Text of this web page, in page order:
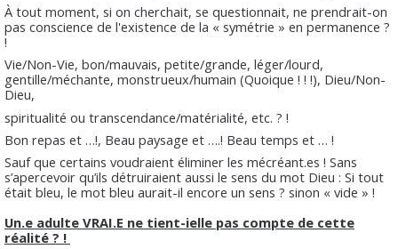
À tout moment, si on cherchait, se questionnait, ne prendrait-on
pas conscience de l'existence de la « symétrie » en permanence ?
!
Vie/Non-Vie, bon/mauvais, petite/grande, léger/lourd,
gentille/méchante, monstrueux/humain (Quoique ! ! !), Dieu/Non-
Dieu,
spiritualité ou transcendance/matérialité, etc. ? !
Bon repas et …!, Beau paysage et ….! Beau temps et … !
Sauf que certains voudraient éliminer les mécréant.es ! Sans
s’apercevoir qu’ils détruiraient aussi le sens du mot Dieu : Si tout
était bleu, le mot bleu aurait-il encore un sens ? sinon « vide » !
Un.e adulte VRAI.E ne tient-ielle pas compte de cette
réalité ? !